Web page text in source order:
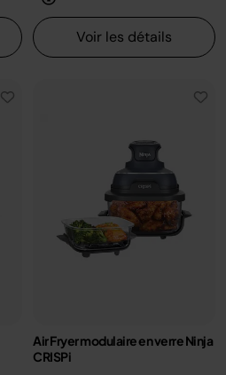
Voir les détails
Air Fryer modulaire en verre Ninja
CRISPi